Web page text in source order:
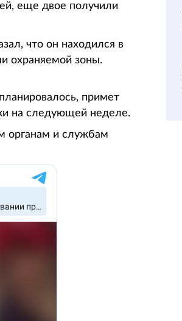
еще двое получили
что он находился в
охраняемой зоны.
примет
на следующей неделе.
органам и службам